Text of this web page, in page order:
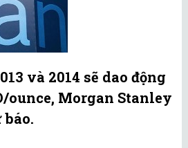
và 2014 sẽ dao động
ounce, Morgan Stanley
báo.